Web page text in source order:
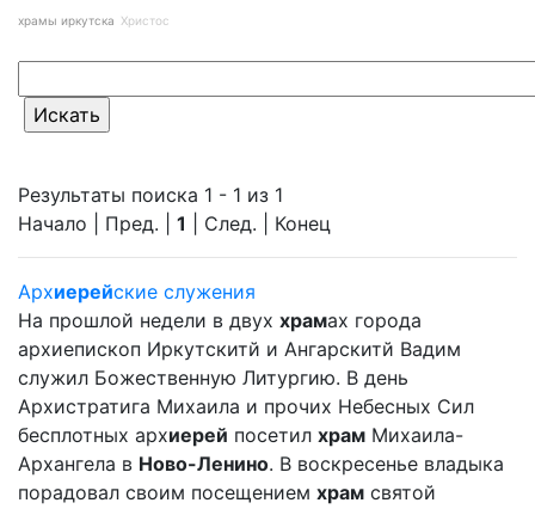
храмы иркутска Христос
Результаты поиска 1 - 1 из 1
Начало | Пред. | 1 | След. | Конец
Архиерейские служения
На прошлой недели в двух храмах города
архиепископ Иркутскитй и Ангарскитй Вадим
служил Божественную Литургию. В день
Архистратига Михаила и прочих Небесных Сил
бесплотных архиерей посетил храм Михаила-
Архангела в Ново-Ленино. В воскресенье владыка
порадовал своим посещением храм святой